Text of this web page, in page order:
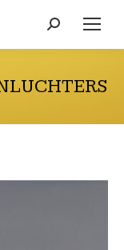
Search: